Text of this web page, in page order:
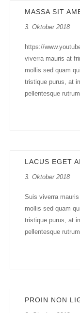
MASSA SIT
3. Oktober 2018
https://
viverra mauris at
mollis sed quam
tristique purus, at
pellentesque
LACUS EGET
3. Oktober 2018
Suis viverra
mollis sed quam
tristique purus, at
pellentesque
PROIN NON